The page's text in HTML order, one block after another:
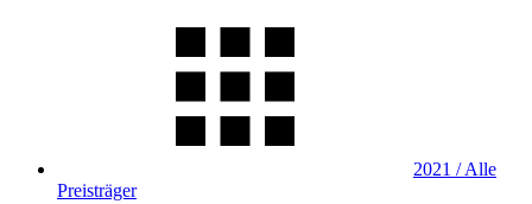
2021 / Alle
Preisträger